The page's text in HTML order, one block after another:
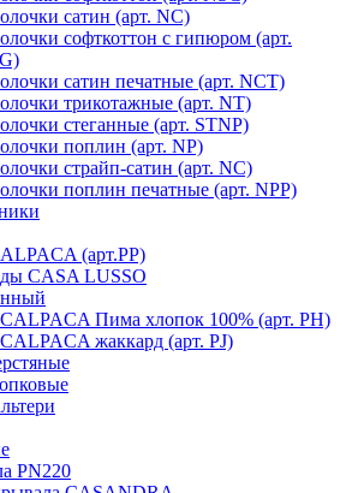
сатин (арт. NC)
софткоттон с гипюром (арт.
сатин печатные (арт. NCT)
трикотажные (арт. NT)
стеганные (арт. STNP)
поплин (арт. NP)
страйп-сатин (арт. NC)
поплин печатные (арт. NPP)
(арт.PP)
CASA LUSSO
Пима хлопок 100% (арт. PH)
жаккард (арт. PJ)
PN220